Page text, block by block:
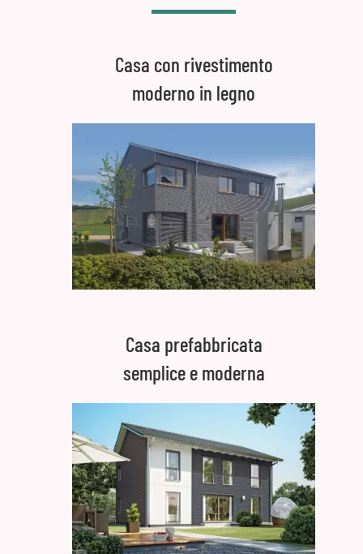
Casa con rivestimento
moderno in legno
Casa prefabbricata
semplice e moderna